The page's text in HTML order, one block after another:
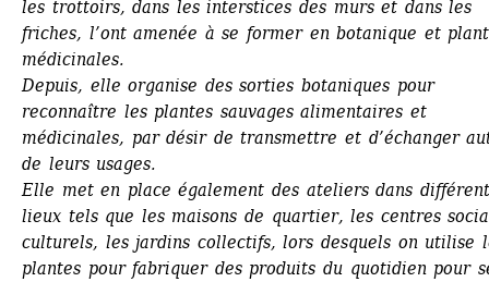
les trottoirs, dans les interstices des murs et dans les
friches, l’ont amenée à se former en botanique et
médicinales.
Depuis, elle organise des sorties botaniques pour
reconnaître les plantes sauvages alimentaires et
médicinales, par désir de transmettre et d’échanger
de leurs usages.
Elle met en place également des ateliers dans
lieux tels que les maisons de quartier, les centres
culturels, les jardins collectifs, lors desquels on utilise
plantes pour fabriquer des produits du quotidien pour